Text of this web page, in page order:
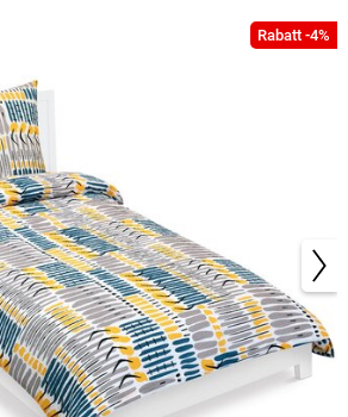
Rabatt -4%